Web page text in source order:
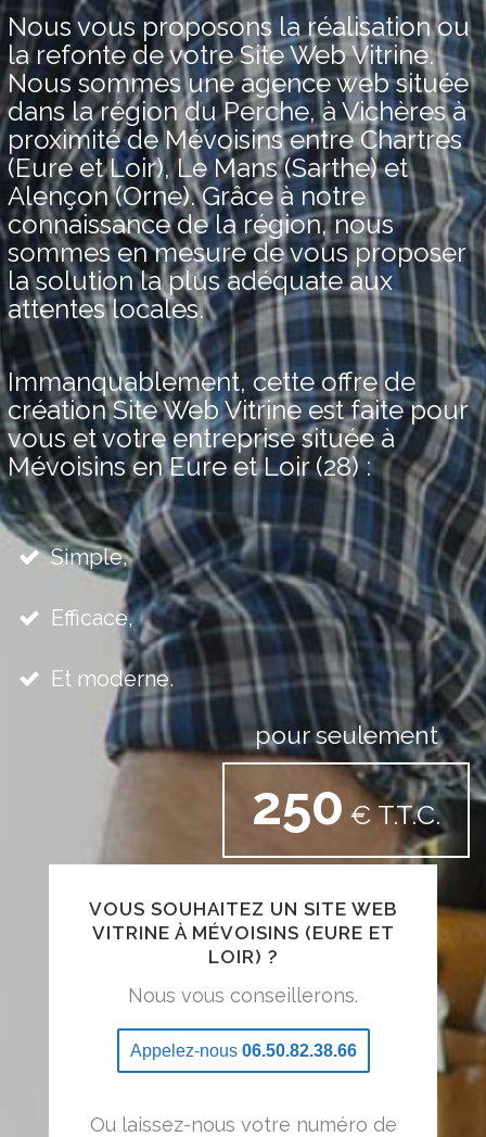
Nous vous proposons la réalisation ou
la refonte de votre Site Web Vitrine.
Nous sommes une agence web située
dans la région du Perche, à Vichères à
proximité de Mévoisins entre Chartres
(Eure et Loir), Le Mans (Sarthe) et
Alençon (Orne). Grâce à notre
connaissance de la région, nous
sommes en mesure de vous proposer
la solution la plus adéquate aux
attentes locales.
Immanquablement, cette offre de
création Site Web Vitrine est faite pour
vous et votre entreprise située à
Mévoisins en Eure et Loir (28) :
Simple,
Efficace,
Et moderne.
pour seulement
250 € T.T.C.
VOUS SOUHAITEZ UN SITE WEB
VITRINE À MÉVOISINS (EURE ET
LOIR) ?
Nous vous conseillerons.
Appelez-nous 06.50.82.38.66
Ou laissez-nous votre numéro de